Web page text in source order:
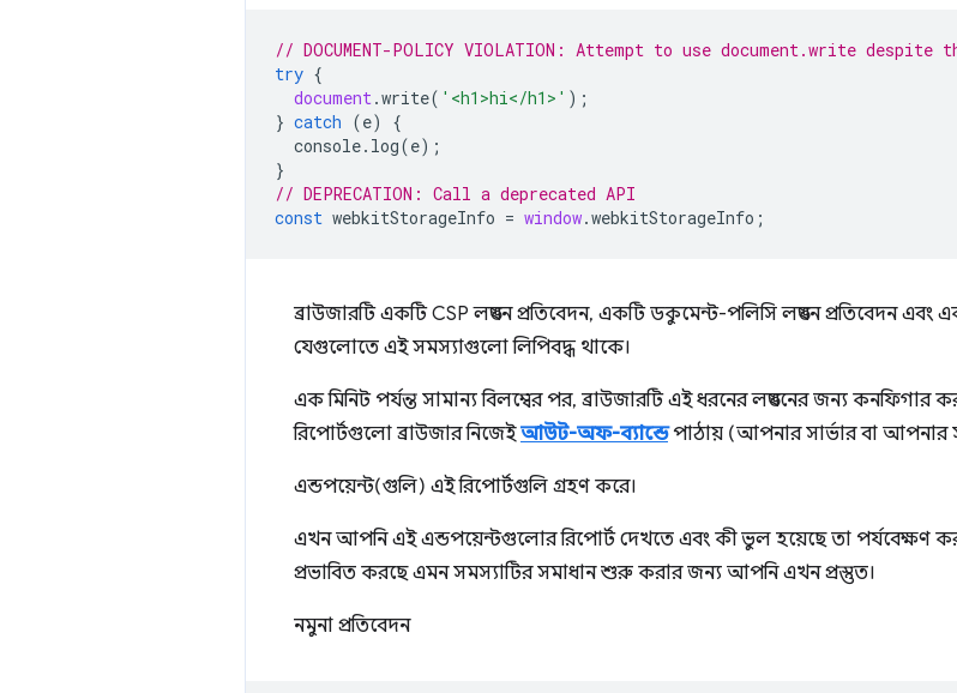
// DOCUMENT-POLICY VIOLATION: Attempt to use document.write despite
try {
document.write( '<h1>hi</h1>' );
} catch (e)
{
console. log(e);
}
// DEPRECATION: Call a deprecated API
const webkitStorageInfo = window.webkitStorageInfo ;
ব্রাউজারটি একটি CSP লঙ্ঘন প্রতিবেদন, একটি ডকুমেন্ট-পলিসি লঙ্ঘন প্রতিবেদন এবং
যেগুলোতে এই সমস্যাগুলো লিপিবদ্ধ থাকে।
এক মিনিট পর্যন্ত সামান্য বিলম্বের পর, ব্রাউজারটি এই ধরনের লঙ্ঘনের জন্য কনফিগার
রিপোর্টগুলো ব্রাউজার নিজেইআউট-অফ-ব্যান্ডেপাঠায় (আপনার সার্ভার বা আপনার
এন্ডপয়েন্ট(গুলি) এই রিপোর্টগুলি গ্রহণ করে।
এখন আপনি এই এন্ডপয়েন্টগুলোর রিপোর্ট দেখতে এবং কী ভুল হয়েছে তা পর্যবেক্ষণ
প্রভাবিত করছে এমন সমস্যাটির সমাধান শুরু করার জন্য আপনি এখন প্রস্তুত।
নমুনা প্রতিবেদন